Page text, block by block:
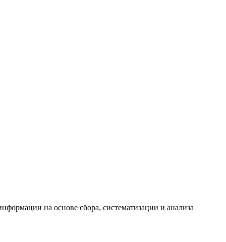
на основе сбора, систематизации и анализа